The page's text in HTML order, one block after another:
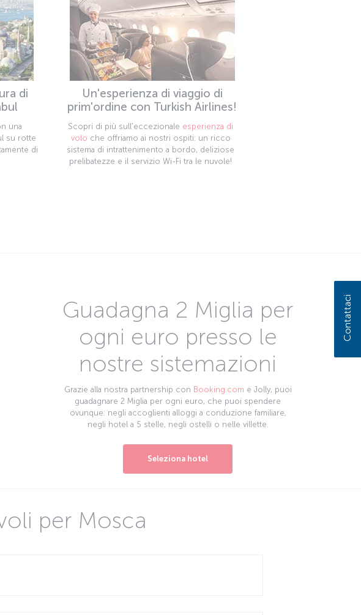
di
una
su rotte
di
Un'esperienza di viaggio di
prim'ordine con Turkish Airlines!
Scopri di più sull'eccezionale esperienza di
volo che offriamo ai nostri ospiti: un ricco
sistema di intrattenimento a bordo, deliziose
prelibatezze e il servizio Wi-Fi tra le nuvole!
Guadagna 2 Miglia per
ogni euro presso le
nostre sistemazioni
Grazie alla nostra partnership con Booking.com e Jolly, puoi
guadagnare 2 Miglia per ogni euro, che puoi spendere
ovunque: negli accoglienti alloggi a conduzione familiare,
negli hotel a 5 stelle, negli ostelli o nelle villette.
Seleziona hotel
per Mosca
Contattaci